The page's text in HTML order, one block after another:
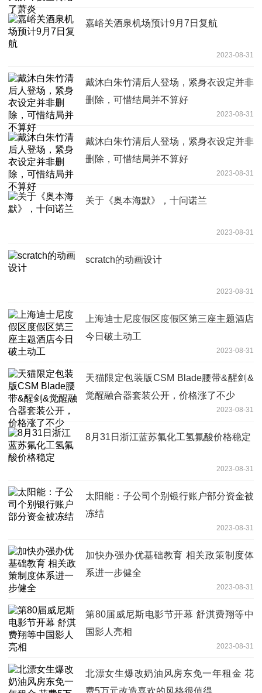
嘉峪关酒泉机场预计9月7日复航
2023-08-31
​戴沐白朱竹清后人登场，紧身衣设定并非
删除，可惜结局并不算好
2023-08-31
戴沐白朱竹清后人登场，紧身衣设定并非
删除，可惜结局并不算好
2023-08-31
关于《奥本海默》，十问诺兰
2023-08-31
scratch的动画设计
2023-08-31
上海迪士尼度假区度假区第三座主题酒店
今日破土动工
2023-08-31
天猫限定包装版CSM Blade腰带&醒剑&
觉醒融合器套装公开，价格涨了不少
2023-08-31
8月31日浙江蓝苏氟化工氢氟酸价格稳定
2023-08-31
太阳能：子公司个别银行账户部分资金被
冻结
2023-08-31
加快办强办优基础教育 相关政策制度体
系进一步健全
2023-08-31
第80届威尼斯电影节开幕 舒淇费翔等中
国影人亮相
2023-08-31
北漂女生爆改奶油风房东免一年租金 花
费5万元改造喜欢的风格很值得